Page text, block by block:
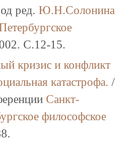
ред. Ю.Н.Солонина
C.12-15.
кризис и конфликт
катастрофа. /
Санкт-
философское